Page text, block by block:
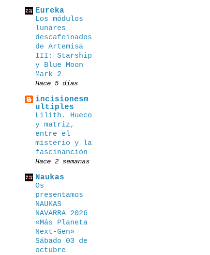
Eureka
Los módulos
lunares
descafeinados
de Artemisa
III: Starship
y Blue Moon
Mark 2
Hace 5 días
incisionesm
ultiples
Lilith. Hueco
y matriz,
entre el
misterio y la
fascinanción
Hace 2 semanas
Naukas
Os
presentamos
NAUKAS
NAVARRA 2026
«Más Planeta
Next-Gen»
Sábado 03 de
octubre